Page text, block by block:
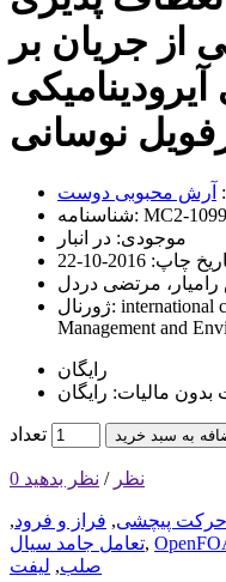
از جریان بر
نوسانی
آرش محبوبی دوست
شناسنامه: MC2-
موجودی: در انبار
چاپ: 2016-10-22
مرتضی دردل
ژورنال: international
Management and
رایگان
بدون مالیات: رایگان
تعداد به سبد خرید
0 نظر / نظر بدهید
حرکت پیچشی, فراز و فرود,
تعامل جامد سیال,
صلب, لیفت